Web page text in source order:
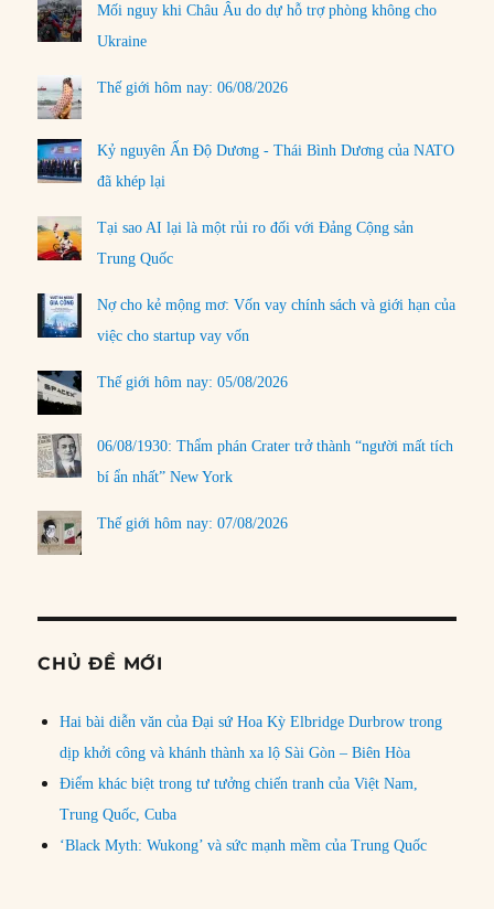
Mối nguy khi Châu Âu do dự hỗ trợ phòng không cho
Ukraine
Thế giới hôm nay: 06/08/2026
Kỷ nguyên Ấn Độ Dương - Thái Bình Dương của NATO
đã khép lại
Tại sao AI lại là một rủi ro đối với Đảng Cộng sản
Trung Quốc
Nợ cho kẻ mộng mơ: Vốn vay chính sách và giới hạn của
việc cho startup vay vốn
Thế giới hôm nay: 05/08/2026
06/08/1930: Thẩm phán Crater trở thành “người mất tích
bí ẩn nhất” New York
Thế giới hôm nay: 07/08/2026
CHỦ ĐỀ MỚI
Hai bài diễn văn của Đại sứ Hoa Kỳ Elbridge Durbrow trong
dịp khởi công và khánh thành xa lộ Sài Gòn – Biên Hòa
Điểm khác biệt trong tư tưởng chiến tranh của Việt Nam,
Trung Quốc, Cuba
‘Black Myth: Wukong’ và sức mạnh mềm của Trung Quốc